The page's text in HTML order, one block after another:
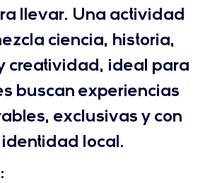
llevar. Una actividad
ciencia, historia,
creatividad, ideal para
buscan experiencias
exclusivas y con
identidad local.